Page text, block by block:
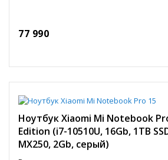
77 990
Ноутбук Xiaomi Mi Notebook
Edition (i7-10510U, 16Gb, 1TB
MX250, 2Gb, серый)